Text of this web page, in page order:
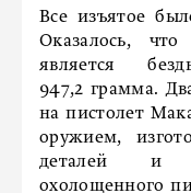
Все изъятое
Оказалось, что
является
947,2 грамма.
на пистолет
оружием,
деталей и
охолощенного